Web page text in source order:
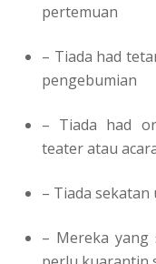
pertemuan
– Tiada had
pengebumian
– Tiada had
teater atau
– Tiada
– Mereka yang